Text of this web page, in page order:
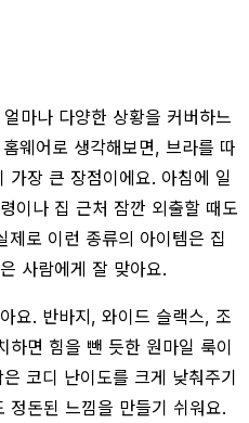
마나 다양한 상황을 커버하느
웨어로 생각해보면, 브라를 따
가장 큰 장점이에요. 아침에 일
이나 집 근처 잠깐 외출할 때도
제로 이런 종류의 아이템은 집
사람에게 잘 맞아요.
요. 반바지, 와이드 슬랙스, 조
하면 힘을 뺀 듯한 원마일 룩이
코디 난이도를 크게 낮춰주기
정돈된 느낌을 만들기 쉬워요.